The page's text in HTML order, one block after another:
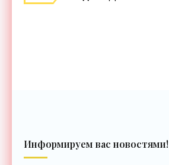
Информируем вас новостями!